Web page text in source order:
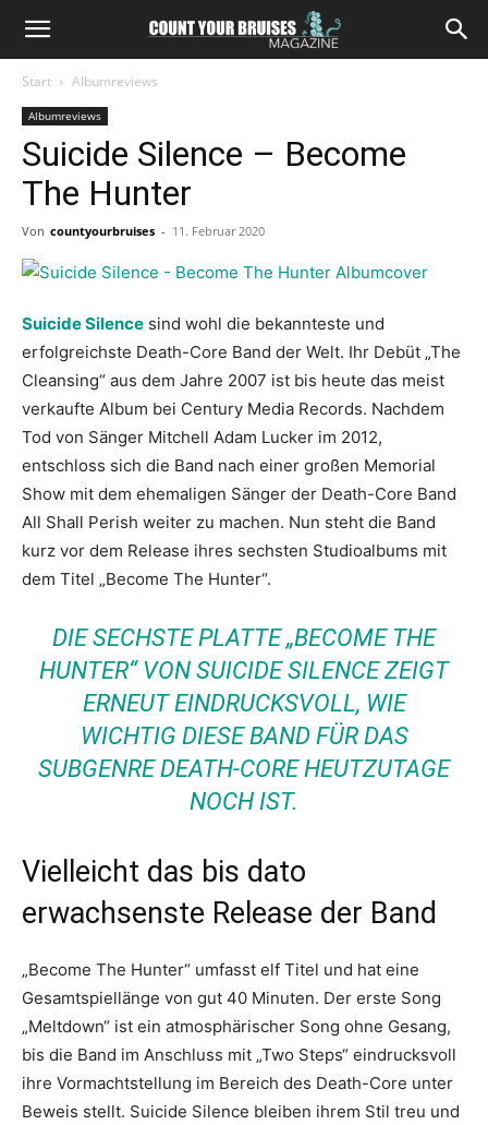
Start Albumreviews
Albumreviews
Suicide Silence – Become
The Hunter
Von countyourbruises - 11. Februar 2020
Suicide Silence sind wohl die bekannteste und
erfolgreichste Death-Core Band der Welt. Ihr Debüt „The
Cleansing“ aus dem Jahre 2007 ist bis heute das meist
verkaufte Album bei Century Media Records. Nachdem
Tod von Sänger Mitchell Adam Lucker im 2012,
entschloss sich die Band nach einer großen Memorial
Show mit dem ehemaligen Sänger der Death-Core Band
All Shall Perish weiter zu machen. Nun steht die Band
kurz vor dem Release ihres sechsten Studioalbums mit
dem Titel „Become The Hunter“.
DIE SECHSTE PLATTE „BECOME THE
HUNTER“ VON SUICIDE SILENCE ZEIGT
ERNEUT EINDRUCKSVOLL, WIE
WICHTIG DIESE BAND FÜR DAS
SUBGENRE DEATH-CORE HEUTZUTAGE
NOCH IST.
Vielleicht das bis dato
erwachsenste Release der Band
„Become The Hunter“ umfasst elf Titel und hat eine
Gesamtspiellänge von gut 40 Minuten. Der erste Song
„Meltdown“ ist ein atmosphärischer Song ohne Gesang,
bis die Band im Anschluss mit „Two Steps“ eindrucksvoll
ihre Vormachtstellung im Bereich des Death-Core unter
Beweis stellt. Suicide Silence bleiben ihrem Stil treu und